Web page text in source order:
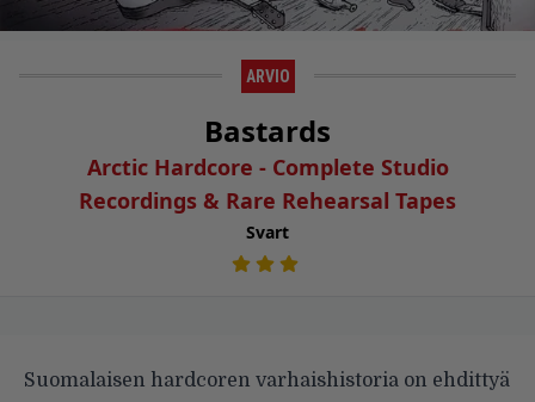
ARVIO
Bastards
Arctic Hardcore - Complete Studio
Recordings & Rare Rehearsal Tapes
Svart
Suomalaisen hardcoren varhaishistoria on ehdittyä